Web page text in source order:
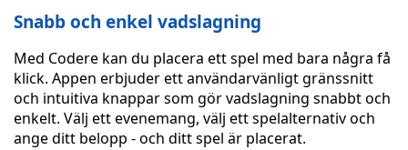
Snabb och enkel vadslagning
Med Codere kan du placera ett spel med bara några få
klick. Appen erbjuder ett användarvänligt gränssnitt
och intuitiva knappar som gör vadslagning snabbt och
enkelt. Välj ett evenemang, välj ett spelalternativ och
ange ditt belopp - och ditt spel är placerat.